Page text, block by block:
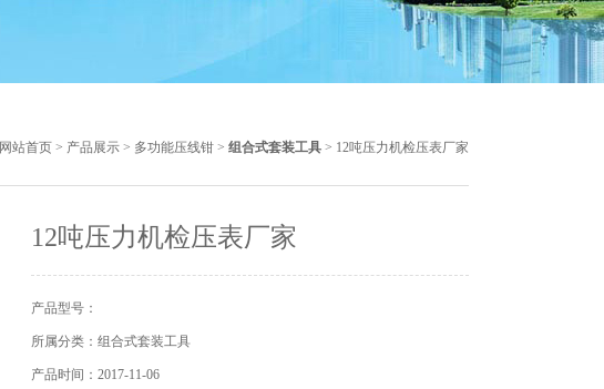
网站首页 > 产品展示 > 多功能压线钳 > 组合式套装工具 > 12吨压力机检压表厂家
12吨压力机检压表厂家
产品型号：
所属分类：组合式套装工具
产品时间：2017-11-06